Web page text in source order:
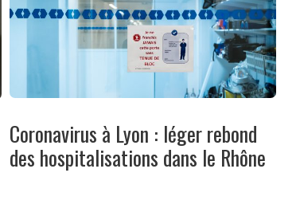
Coronavirus à Lyon : léger rebond
des hospitalisations dans le Rhône